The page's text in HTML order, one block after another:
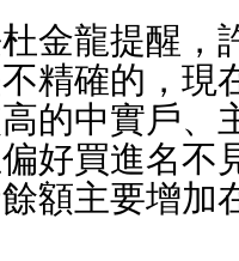
金龍提醒，
精確的，現
的中實戶、
好買進名不
額主要增加